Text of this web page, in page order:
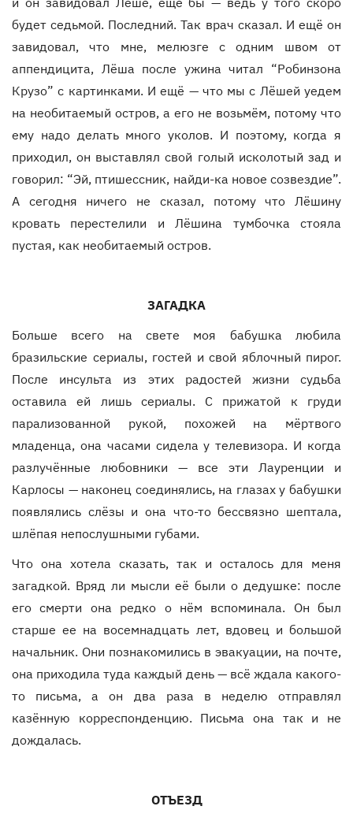
будет седьмой. Последний. Так врач сказал. И ещё он
завидовал, что мне, мелюзге с одним швом от
аппендицита, Лёша после ужина читал “Робинзона
Крузо” с картинками. И ещё — что мы с Лёшей уедем
на необитаемый остров, а его не возьмём, потому что
ему надо делать много уколов. И поэтому, когда я
приходил, он выставлял свой голый исколотый зад и
говорил: “Эй, птишессник, найди-ка новое созвездие”.
А сегодня ничего не сказал, потому что Лёшину
кровать перестелили и Лёшина тумбочка стояла
пустая, как необитаемый остров.
ЗАГАДКА
Больше всего на свете моя бабушка любила
бразильские сериалы, гостей и свой яблочный пирог.
После инсульта из этих радостей жизни судьба
оставила ей лишь сериалы. С прижатой к груди
парализованной рукой, похожей на мёртвого
младенца, она часами сидела у телевизора. И когда
разлучённые любовники — все эти Лауренции и
Карлосы — наконец соединялись, на глазах у бабушки
появлялись слёзы и она что-то бессвязно шептала,
шлёпая непослушными губами.
Что она хотела сказать, так и осталось для меня
загадкой. Вряд ли мысли её были о дедушке: после
его смерти она редко о нём вспоминала. Он был
старше ее на восемнадцать лет, вдовец и большой
начальник. Они познакомились в эвакуации, на почте,
она приходила туда каждый день — всё ждала какого-
то письма, а он два раза в неделю отправлял
казённую корреспонденцию. Письма она так и не
дождалась.
ОТЪЕЗД